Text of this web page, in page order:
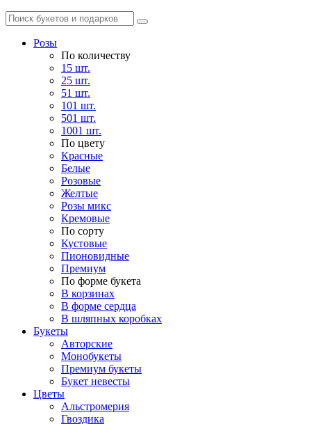
Розы
По количеству
15 шт.
25 шт.
51 шт.
101 шт.
501 шт.
1001 шт.
По цвету
Красные
Белые
Розовые
Желтые
Розы микс
Кремовые
По сорту
Кустовые
Пионовидные
Премиум
По форме букета
В корзинах
В форме сердца
В шляпных коробках
Букеты
Авторские
Монобукеты
Премиум букеты
Букет невесты
Цветы
Альстромерия
Гвоздика